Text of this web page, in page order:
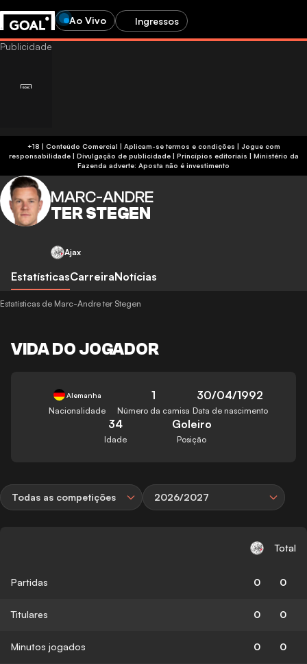
Ao Vivo Ingressos
+18 | Conteúdo Comercial | Aplicam-se termos e condições | Jogue com
responsabilidade| Divulgação de publicidade| Princípios editoriais | Ministério da
Fazenda adverte: Aposta não é investimento
MARC-ANDRE
TER STEGEN
Ajax
EstatísticasCarreiraNotícias
Estatísticas de Marc-Andre ter Stegen
VIDA DO JOGADOR
Alemanha
Nacionalidade
1
Número da camisa
30/04/1992
Data de nascimento
34
Idade
Goleiro
Posição
Todas as competições 2026/2027
Total
Partidas 0 0
Titulares 0 0
Minutos jogados 0 0